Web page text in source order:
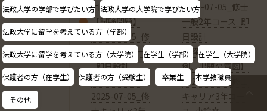
目
【試験問題】
2025-07-05_修
士一般2年コース
_即日設計
【試験問題】
2025-07-05_修
2025-07-05_修士
一般2年コース_即
日設計
【解答又は解答
例、出題の意図】
2025-07-05_修士
キャリア3年コー
法政大学の学部で学びたい方 法政大学の大学院で学びたい方
法政大学に留学を考えている方（学部）
法政大学に留学を考えている方（大学院） 在学生（学部） 在学生（大学院）
保護者の方（在学生） 保護者の方（受験生） 卒業生 本学教職員
その他